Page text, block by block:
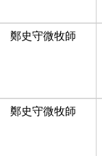
鄭史守微牧師
鄭史守微牧師